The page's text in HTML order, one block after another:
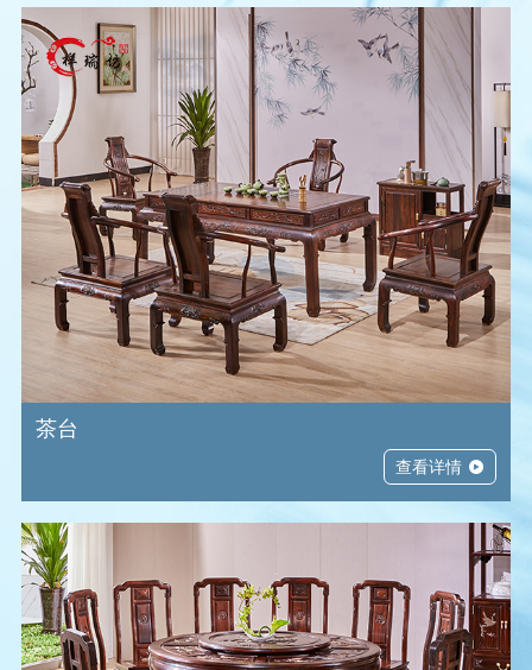
客厅系列 太阳早已落下，凡的日子里,要个温暖舒适的空间，洗法疲惫…
餐厅系列 太阳早已落下，凡的日子里,要个温暖舒适的空间，洗法疲惫…
茶台系列 太阳早已落下，凡的日子里,要个温暖舒适的空间，洗法疲惫…
书房系列 太阳早已落下，凡的日子里,要个温暖舒适的空间，洗法疲惫…
卧房系列 太阳早已落下，凡的日子里,要个温暖舒适的空间，洗法疲惫…
其他系列 太阳早已落下，凡的日子里,要个温暖舒适的空间，洗法疲惫…
茶台
查看详情